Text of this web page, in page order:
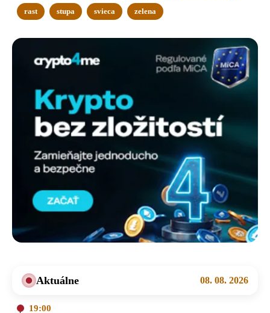
rast stupa svieca zelena
Aktuálne 08. 08. 2026
19:00